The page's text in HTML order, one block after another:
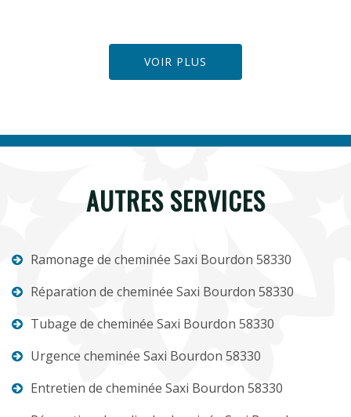
VOIR PLUS
AUTRES SERVICES
Ramonage de cheminée Saxi Bourdon 58330
Réparation de cheminée Saxi Bourdon 58330
Tubage de cheminée Saxi Bourdon 58330
Urgence cheminée Saxi Bourdon 58330
Entretien de cheminée Saxi Bourdon 58330